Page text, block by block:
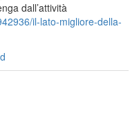
dall’attività
il-lato-migliore-della-